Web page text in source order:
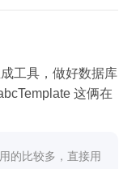
工具，做好数据库
这俩在
的比较多，直接用